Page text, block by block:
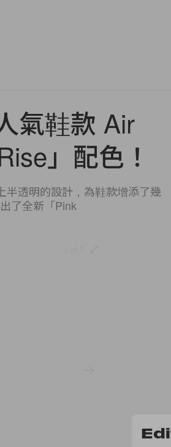
氣鞋款 Air
」配色！
半透明的設計，為鞋款增添了幾
了全新「Pink